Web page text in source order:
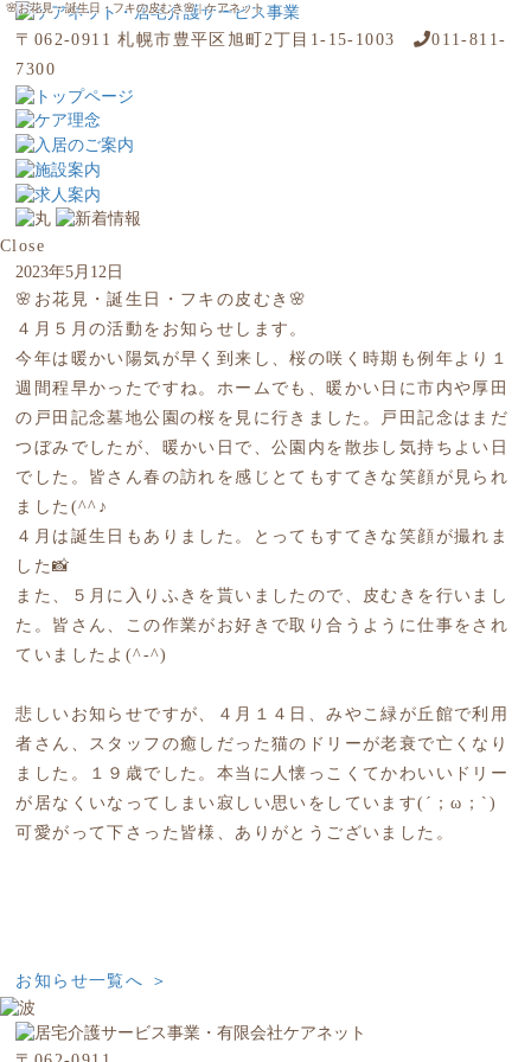
🌸お花見・誕生日・フキの皮むき🌸 | ケアネット
〒062-0911 札幌市豊平区旭町2丁目1-15-1003
011-811-
7300
Close
2023年5月12日
🌸お花見・誕生日・フキの皮むき🌸
４月５月の活動をお知らせします。
今年は暖かい陽気が早く到来し、桜の咲く時期も例年より１
週間程早かったですね。ホームでも、暖かい日に市内や厚田
の戸田記念墓地公園の桜を見に行きました。戸田記念はまだ
つぼみでしたが、暖かい日で、公園内を散歩し気持ちよい日
でした。皆さん春の訪れを感じとてもすてきな笑顔が見られ
ました(^^♪
４月は誕生日もありました。とってもすてきな笑顔が撮れま
した📸
また、５月に入りふきを貰いましたので、皮むきを行いまし
た。皆さん、この作業がお好きで取り合うように仕事をされ
ていましたよ(^-^)
悲しいお知らせですが、４月１４日、みやこ緑が丘館で利用
者さん、スタッフの癒しだった猫のドリーが老衰で亡くなり
ました。１９歳でした。本当に人懐っこくてかわいいドリー
が居なくいなってしまい寂しい思いをしています(´；ω；`)
可愛がって下さった皆様、ありがとうございました。
お知らせ一覧へ ＞